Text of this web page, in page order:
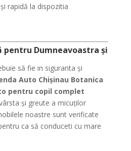
rapidă la dispozitia
pentru Dumneavoastra și
să fie ın siguranta și
Auto Chişinau Botanica
pentru copil complet
și greute a micuților
noastre sunt verificate
ca să conduceti cu mare